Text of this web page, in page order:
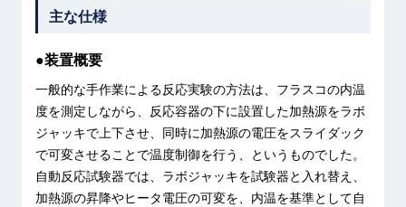
主な仕様
●装置概要
一般的な手作業による反応実験の方法は、フラスコの内温
度を測定しながら、反応容器の下に設置した加熱源をラボ
ジャッキで上下させ、同時に加熱源の電圧をスライダック
で可変させることで温度制御を行う、というものでした。
自動反応試験器では、ラボジャッキを試験器と入れ替え、
加熱源の昇降やヒータ電圧の可変を、内温を基準として自